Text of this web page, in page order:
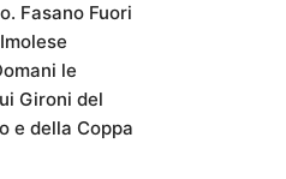
Fasano Fuori
le
Gironi del
e della Coppa